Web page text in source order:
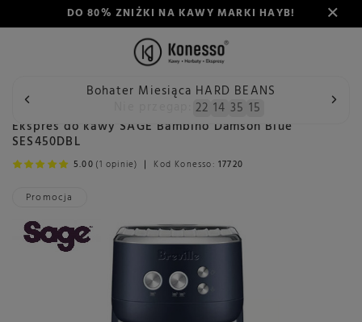
DO 80% ZNIŻKI NA KAWY MARKI HAYB!
Bohater Miesiąca HARD BEANS
22 14 35 14
Wstecz Konesso Ekspresy do kawy Rodzaj Kolbowy
Promocja
Ekspres do kawy SAGE Bambino Damson Blue
SES450DBL
5.00 (1 opinie) Kod Konesso: 17720